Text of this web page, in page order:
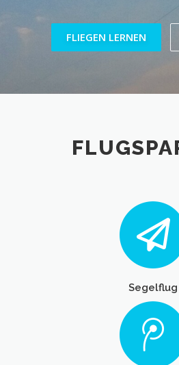
FLIEGEN LERNEN
Segelflug